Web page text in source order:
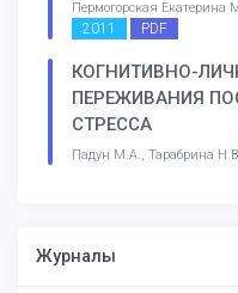
Пермогорская
2011 PDF
КОГНИТИВНО-
ПЕРЕЖИВАНИЯ
СТРЕССА
Падун М.А., Тарабрина
Журналы